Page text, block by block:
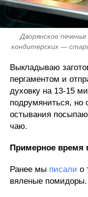
Дворянское
кондитерских —
Выкладываю
пергаментом и
духовку на 13-15
подрумяниться, но
остывания
чаю.
Примерное время
Ранее мы писали о
вяленые помидоры.